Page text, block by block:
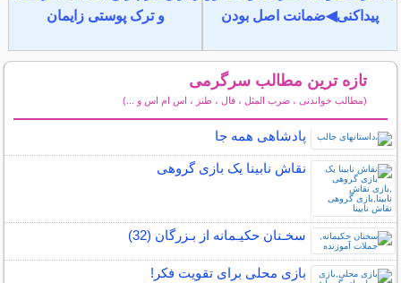
پیداکنی◀ضمانت اصل بودن
و ترک پوستی زایمان
تازه ترین مطالب سرگرمی
(مطالب خواندنی ، ضرب المثل ، فال ، طنز ، اس ام اس و ...)
پادشاهی همه جا
نقاش نابینا یک بازی گروهی
سخـنان حکیـمانه از بـزرگان (32)
بازی محلی برای تقویت فکر!